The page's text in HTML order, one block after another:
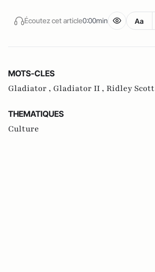
Écoutez cet article0:00min Aa
MOTS-CLES
Gladiator , Gladiator II , Ridley Scott
THEMATIQUES
Culture